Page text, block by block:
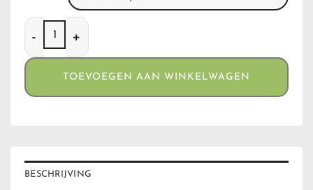
Clippers Metal Psychedelic Gold aantal
TOEVOEGEN AAN WINKELWAGEN
BESCHRIJVING